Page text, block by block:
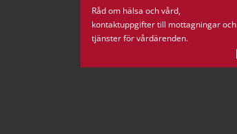
Råd om hälsa och vård,
kontaktuppgifter till mottagningar och
tjänster för vårdärenden.